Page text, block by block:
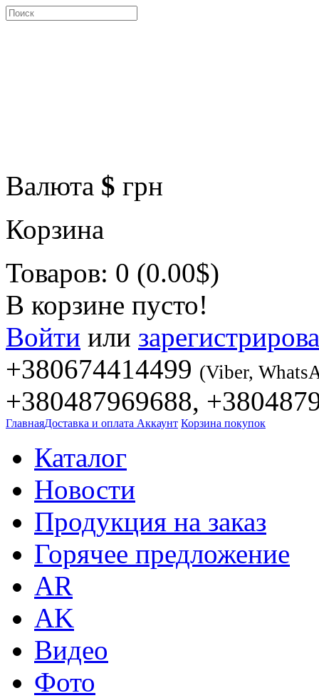
Валюта $ грн
Корзина
Товаров: 0 (0.00$)
В корзине пусто!
Войти или
+380674414499 (Viber,
+380487969688,
ГлавнаяДоставка и оплата Аккаунт Корзина покупок
Каталог
Новости
Продукция на заказ
Горячее предложение
AR
AK
Видео
Фото